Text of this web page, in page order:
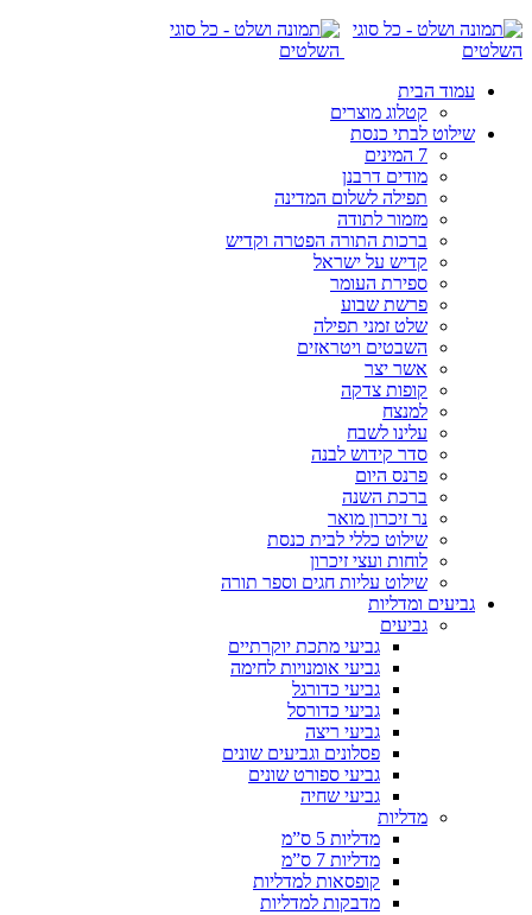
עמוד הבית
קטלוג מוצרים
שילוט לבתי כנסת
7 המינים
מודים דרבנן
תפילה לשלום המדינה
מזמור לתודה
ברכות התורה הפטרה וקדיש
קדיש על ישראל
ספירת העומר
פרשת שבוע
שלט זמני תפילה
השבטים ויטראזים
אשר יצר
קופות צדקה
למנצח
עלינו לשבח
סדר קידוש לבנה
פרנס היום
ברכת השנה
נר זיכרון מואר
שילוט כללי לבית כנסת
לוחות ועצי זיכרון
שילוט עליות חגים וספר תורה
גביעים ומדליות
גביעים
גביעי מתכת יוקרתיים
גביעי אומנויות לחימה
גביעי כדורגל
גביעי כדורסל
גביעי ריצה
פסלונים וגביעים שונים
גביעי ספורט שונים
גביעי שחיה
מדליות
מדליות 5 ס”מ
מדליות 7 ס”מ
קופסאות למדליות
מדבקות למדליות